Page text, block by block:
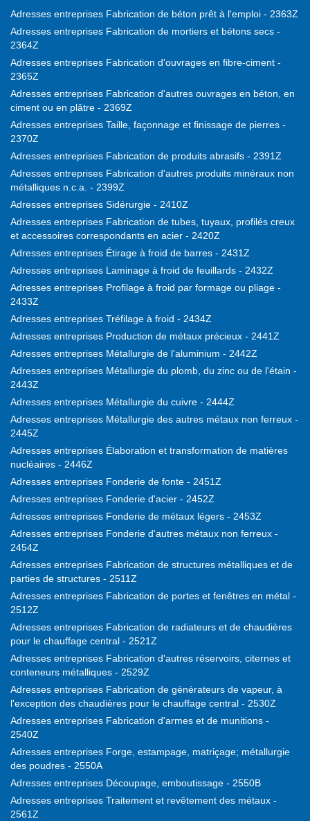
Adresses entreprises Fabrication de béton prêt à l'emploi - 2363Z
Adresses entreprises Fabrication de mortiers et bétons secs -
2364Z
Adresses entreprises Fabrication d'ouvrages en fibre-ciment -
2365Z
Adresses entreprises Fabrication d'autres ouvrages en béton, en
ciment ou en plâtre - 2369Z
Adresses entreprises Taille, façonnage et finissage de pierres -
2370Z
Adresses entreprises Fabrication de produits abrasifs - 2391Z
Adresses entreprises Fabrication d'autres produits minéraux non
métalliques n.c.a. - 2399Z
Adresses entreprises Sidérurgie - 2410Z
Adresses entreprises Fabrication de tubes, tuyaux, profilés creux
et accessoires correspondants en acier - 2420Z
Adresses entreprises Étirage à froid de barres - 2431Z
Adresses entreprises Laminage à froid de feuillards - 2432Z
Adresses entreprises Profilage à froid par formage ou pliage -
2433Z
Adresses entreprises Tréfilage à froid - 2434Z
Adresses entreprises Production de métaux précieux - 2441Z
Adresses entreprises Métallurgie de l'aluminium - 2442Z
Adresses entreprises Métallurgie du plomb, du zinc ou de l'étain -
2443Z
Adresses entreprises Métallurgie du cuivre - 2444Z
Adresses entreprises Métallurgie des autres métaux non ferreux -
2445Z
Adresses entreprises Élaboration et transformation de matières
nucléaires - 2446Z
Adresses entreprises Fonderie de fonte - 2451Z
Adresses entreprises Fonderie d'acier - 2452Z
Adresses entreprises Fonderie de métaux légers - 2453Z
Adresses entreprises Fonderie d'autres métaux non ferreux -
2454Z
Adresses entreprises Fabrication de structures métalliques et de
parties de structures - 2511Z
Adresses entreprises Fabrication de portes et fenêtres en métal -
2512Z
Adresses entreprises Fabrication de radiateurs et de chaudières
pour le chauffage central - 2521Z
Adresses entreprises Fabrication d'autres réservoirs, citernes et
conteneurs métalliques - 2529Z
Adresses entreprises Fabrication de générateurs de vapeur, à
l'exception des chaudières pour le chauffage central - 2530Z
Adresses entreprises Fabrication d'armes et de munitions -
2540Z
Adresses entreprises Forge, estampage, matriçage; métallurgie
des poudres - 2550A
Adresses entreprises Découpage, emboutissage - 2550B
Adresses entreprises Traitement et revêtement des métaux -
2561Z